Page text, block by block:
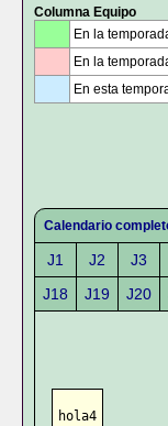
Columna Equipo
En la
En la
En esta
Calendario
J1 J2 J3
J18
J19 J20
hola4